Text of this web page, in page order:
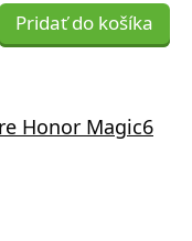
Pridať do košíka
Honor Magic6